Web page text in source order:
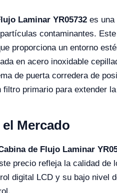
Laminar YR05732 es una
contaminantes.
proporciona un entorno
en acero inoxidable
de puerta corredera de
filtro primario para extender
Mercado
de Flujo Laminar
precio refleja la calidad
digital LCD y su bajo nivel